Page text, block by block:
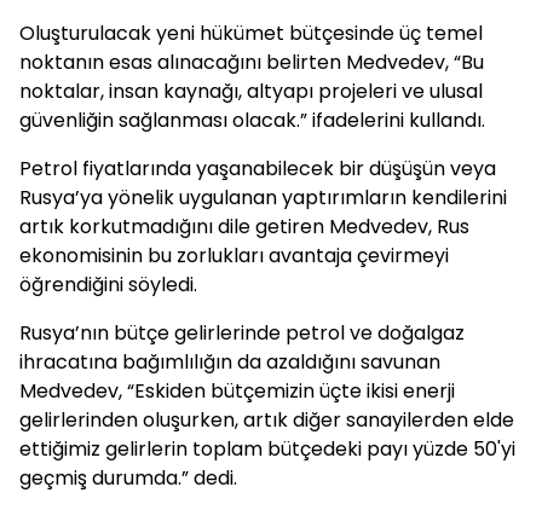
Oluşturulacak yeni hükümet bütçesinde üç temel
noktanın esas alınacağını belirten Medvedev, “Bu
noktalar, insan kaynağı, altyapı projeleri ve ulusal
güvenliğin sağlanması olacak.” ifadelerini kullandı.
Petrol fiyatlarında yaşanabilecek bir düşüşün veya
Rusya’ya yönelik uygulanan yaptırımların kendilerini
artık korkutmadığını dile getiren Medvedev, Rus
ekonomisinin bu zorlukları avantaja çevirmeyi
öğrendiğini söyledi.
Rusya’nın bütçe gelirlerinde petrol ve doğalgaz
ihracatına bağımlılığın da azaldığını savunan
Medvedev, “Eskiden bütçemizin üçte ikisi enerji
gelirlerinden oluşurken, artık diğer sanayilerden elde
ettiğimiz gelirlerin toplam bütçedeki payı yüzde 50'yi
geçmiş durumda.” dedi.